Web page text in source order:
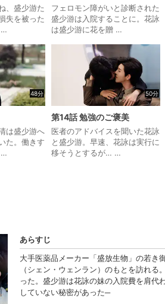
、盛少游た
失を被った
…
フェロモン障がいと診断された
盛少游は入院することに。花詠
は盛少游に花を贈 …
48分
は盛少游へ
た。働きす
…
50分
第14話 勉強のご褒美
医者のアドバイスを聞いた花詠
と盛少游。早速、花詠は実行に
移そうとするが… …
あらすじ
大手医薬品メーカー「盛放生物」の若き
（シェン・ウェンラン）のもとを訪れ
った。盛少游は花詠の妹の入院費を肩代
していない秘密があった─